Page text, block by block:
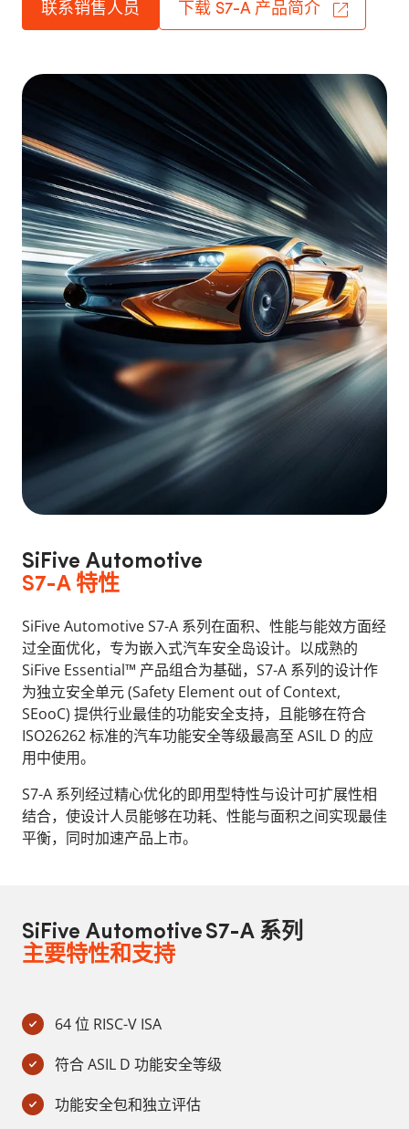
联系销售人员 下载 S7-A 产品简介
SiFive Automotive
S7-A 特性
SiFive Automotive S7-A 系列在面积、性能与能效方面经
过全面优化，专为嵌入式汽车安全岛设计。以成熟的
SiFive Essential™ 产品组合为基础，S7-A 系列的设计作
为独立安全单元 (Safety Element out of Context,
SEooC) 提供行业最佳的功能安全支持，且能够在符合
ISO26262 标准的汽车功能安全等级最高至 ASIL D 的应
用中使用。
S7-A 系列经过精心优化的即用型特性与设计可扩展性相
结合，使设计人员能够在功耗、性能与面积之间实现最佳
平衡，同时加速产品上市。
SiFive Automotive S7-A 系列
主要特性和支持
64 位 RISC-V ISA
符合 ASIL D 功能安全等级
功能安全包和独立评估